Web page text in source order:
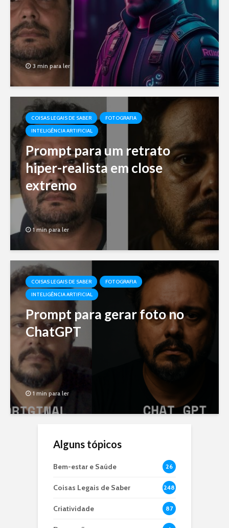
3 min para ler
COISAS LEGAIS DE SABER
FOTOGRAFIA
INTELIGÊNCIA ARTIFICIAL
Prompt para um retrato
hiper-realista em close
extremo
1 min para ler
COISAS LEGAIS DE SABER
FOTOGRAFIA
INTELIGÊNCIA ARTIFICIAL
Prompt para gerar foto no
ChatGPT
1 min para ler
Alguns tópicos
Bem-estar e Saúde 26
Coisas Legais de Saber 248
Criatividade 87